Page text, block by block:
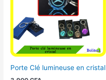
Porte Clé lumineuse en cristal